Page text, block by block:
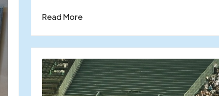
Read More